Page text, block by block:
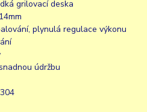
grilovací deska
plynulá regulace výkonu
údržbu